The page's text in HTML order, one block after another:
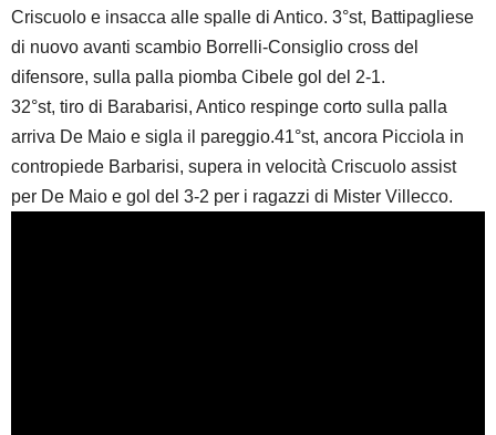
Criscuolo e insacca alle spalle di Antico. 3°st, Battipagliese
di nuovo avanti scambio Borrelli-Consiglio cross del
difensore, sulla palla piomba Cibele gol del 2-1.
32°st, tiro di Barabarisi, Antico respinge corto sulla palla
arriva De Maio e sigla il pareggio.41°st, ancora Picciola in
contropiede Barbarisi, supera in velocità Criscuolo assist
per De Maio e gol del 3-2 per i ragazzi di Mister Villecco.